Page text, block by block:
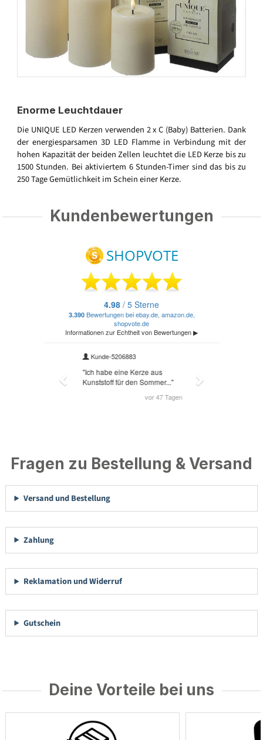
Enorme Leuchtdauer
Die UNIQUE LED Kerzen verwenden 2 x C (Baby) Batterien. Dank
der energiesparsamen 3D LED Flamme in Verbindung mit der
hohen Kapazität der beiden Zellen leuchtet die LED Kerze bis zu
1500 Stunden. Bei aktiviertem 6 Stunden-Timer sind das bis zu
250 Tage Gemütlichkeit im Schein einer Kerze.
Kundenbewertungen
Fragen zu Bestellung & Versand
Versand und Bestellung
Zahlung
Reklamation und Widerruf
Gutschein
Deine Vorteile bei uns